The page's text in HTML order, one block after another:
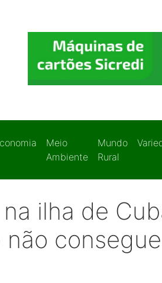
Meio
Ambiente
Mundo
Rural
ilha de